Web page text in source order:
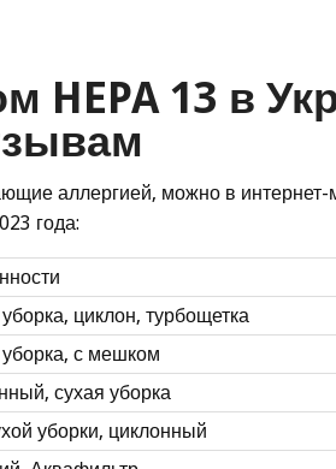
13 в
аллергией, можно в интернет-
года:
циклон, турбощетка
с мешком
сухая уборка
уборки, циклонный